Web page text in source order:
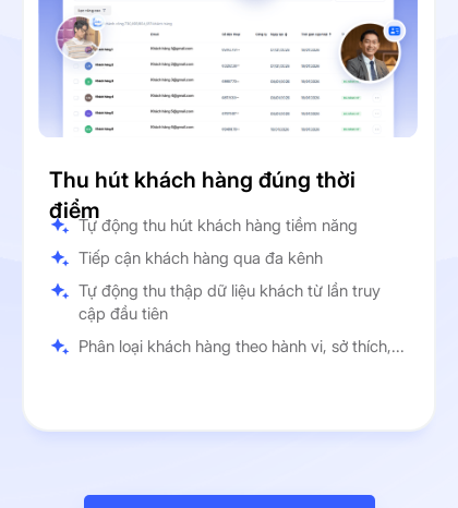
Tự động thu hút khách hàng tiềm năng
Tiếp cận khách hàng qua đa kênh
Tự động thu thập dữ liệu khách từ lần truy
cập đầu tiên
Phân loại khách hàng theo hành vi, sở thích,...
Thu hút khách hàng đúng thời
điểm